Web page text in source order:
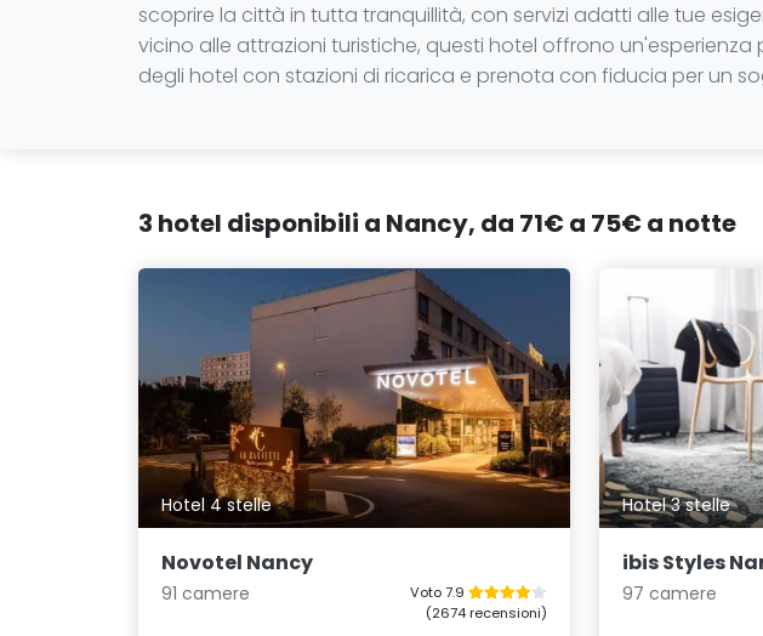
scoprire la città in tutta tranquillità, con servizi adatti alle tue
vicino alle attrazioni turistiche, questi hotel offrono
degli hotel con stazioni di ricarica e prenota con fiducia per un
3 hotel disponibili a Nancy, da 71€ a 75€ a notte
Hotel 4 stelle
Novotel Nancy
91 camere
Voto 7.9
(2674 recensioni)
Hotel 3 stelle
ibis Styles
97 camere